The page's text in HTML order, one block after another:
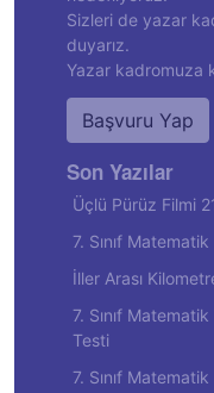
Sizleri de yazar
duyarız.
Yazar kadromuza
Başvuru Yap
Son Yazılar
Üçlü Pürüz Filmi
7. Sınıf
İller Arası
7. Sınıf
Testi
7. Sınıf